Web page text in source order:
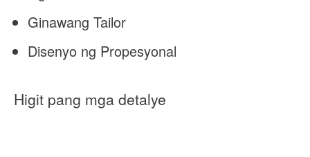
Ginawang Tailor
Disenyo ng Propesyonal
Higit pang mga detalye